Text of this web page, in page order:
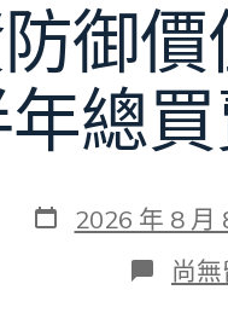
御
總
發
表
2026 年 8 月
在
〈當
尚